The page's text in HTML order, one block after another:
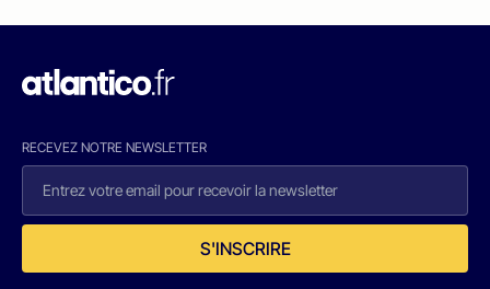
RECEVEZ NOTRE NEWSLETTER
S'INSCRIRE